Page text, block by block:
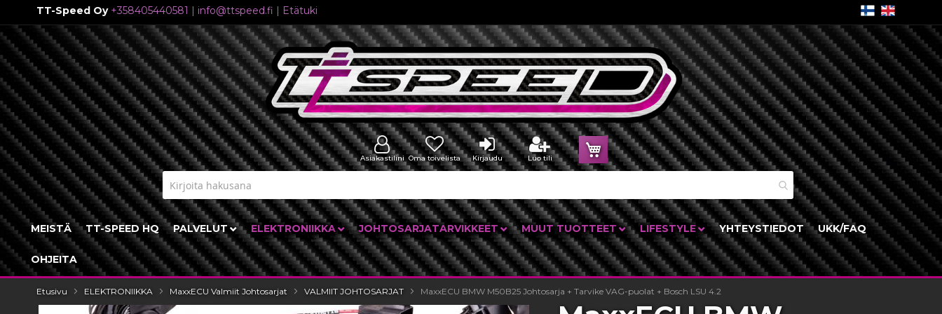
TT-Speed Oy +358405440581 | info@ttspeed.fi | Etätuki
Skip
to
Content
Ostoskori
Asiakastilini Oma toivelista Kirjaudu Luo tili
MEISTÄ TT-SPEED HQ PALVELUT ELEKTRONIIKKA JOHTOSARJATARVIKKEET MUUT TUOTTEET LIFESTYLE YHTEYSTIEDOT UKK/FAQ
OHJEITA
Etusivu ELEKTRONIIKKA MaxxECU Valmiit Johtosarjat VALMIIT JOHTOSARJAT MaxxECU BMW M50B25 Johtosarja + Tarvike VAG-puolat + Bosch LSU 4.2